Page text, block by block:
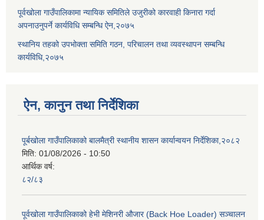
पूर्वखोला गाउँपालिकामा न्यायिक समितिले उजुरीको कारवाही किनारा गर्दा
अपनाउनुपर्ने कार्यविधि सम्बन्धि ऐन,२०७५
स्थानिय तहको उपभोक्ता समिति गठन, परिचालन तथा व्यवस्थापन सम्बन्धि
कार्यविधि,२०७५
ऐन, कानुन तथा निर्देशिका
पूर्बखोला गाउँपालिकाको बालमैत्री स्थानीय शासन कार्यान्वयन निर्देशिका,२०८२
मिति: 01/08/2026 - 10:50
आर्थिक वर्ष:
८२/८३
पूर्वखोला गाउँपालिकाको हेभी मेशिनरी औजार (Back Hoe Loader) सञ्चालन